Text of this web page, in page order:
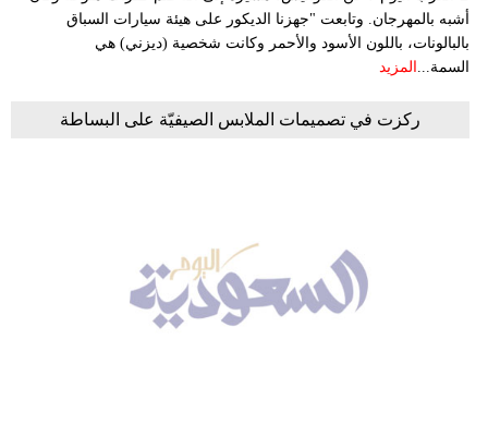
أشبه بالمهرجان. وتابعت "جهزنا الديكور على هيئة سيارات السباق
بالبالونات، باللون الأسود والأحمر وكانت شخصية (ديزني) هي
السمة... المزيد
ركزت في تصميمات الملابس الصيفيّة على البساطة